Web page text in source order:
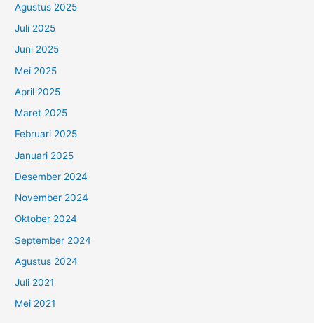
Agustus 2025
Juli 2025
Juni 2025
Mei 2025
April 2025
Maret 2025
Februari 2025
Januari 2025
Desember 2024
November 2024
Oktober 2024
September 2024
Agustus 2024
Juli 2021
Mei 2021